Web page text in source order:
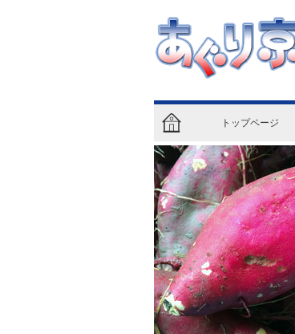
トップページ